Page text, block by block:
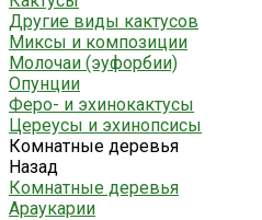
Другие виды кактусов
Миксы и композиции
Молочаи (эуфорбии)
Опунции
Феро- и эхинокактусы
Цереусы и эхинопсисы
Комнатные деревья
Назад
Комнатные деревья
Араукарии